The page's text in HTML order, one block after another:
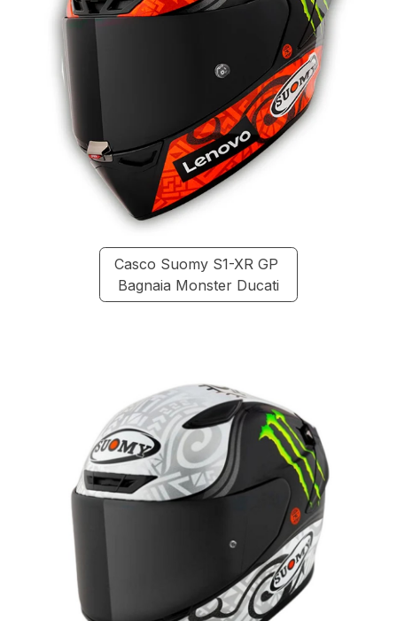
Casco Suomy S1-XR GP
Bagnaia Monster Ducati